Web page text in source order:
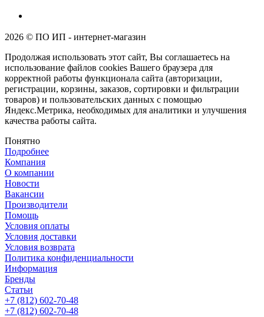
2026 © ПО ИП - интернет-магазин
Продолжая использовать этот сайт, Вы соглашаетесь на
использование файлов cookies Вашего браузера для
корректной работы функционала сайта (авторизации,
регистрации, корзины, заказов, сортировки и фильтрации
товаров) и пользовательских данных с помощью
Яндекс.Метрика, необходимых для аналитики и улучшения
качества работы сайта.
Понятно
Подробнее
Компания
О компании
Новости
Вакансии
Производители
Помощь
Условия оплаты
Условия доставки
Условия возврата
Политика конфиденциальности
Информация
Бренды
Статьи
+7 (812) 602-70-48
+7 (812) 602-70-48